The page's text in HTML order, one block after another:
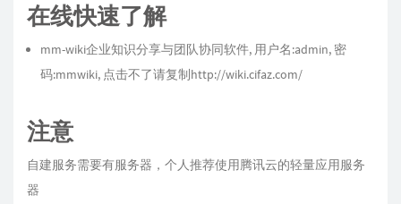
在线快速了解
mm-wiki企业知识分享与团队协同软件, 用户名:admin, 密
码:mmwiki, 点击不了请复制http://wiki.cifaz.com/
注意
自建服务需要有服务器，个人推荐使用腾讯云的轻量应用服务
器